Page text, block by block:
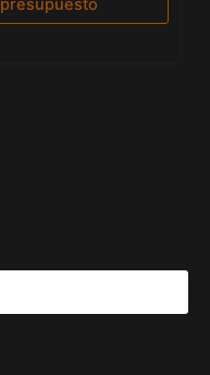
presupuesto